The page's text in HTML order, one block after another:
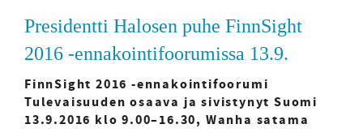
Presidentti Halosen puhe FinnSight
2016 -ennakointifoorumissa 13.9.
FinnSight 2016 -ennakointifoorumi
Tulevaisuuden osaava ja sivistynyt Suomi
13.9.2016 klo 9.00–16.30, Wanha satama